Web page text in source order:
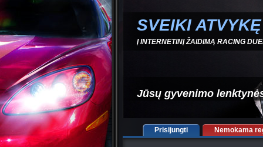
SVEIKI ATVYKĘ
Į INTERNETINĮ ŽAIDIMĄ RACING
Jūsų gyvenimo
Prisijungti Nemokama